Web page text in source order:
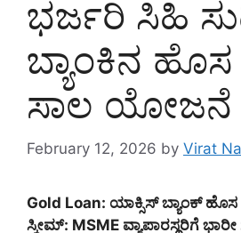
ಭರ್ಜರಿ ಸಿಹಿ
ಬ್ಯಾಂಕಿನ ಹೊಸ
ಸಾಲ ಯೋಜನೆ
February 12, 2026 by Virat
Gold Loan: ಯಾಕ್ಸಿಸ್ ಬ್ಯಾಂಕ್
ಸ್ಕೀಮ್: MSME ವ್ಯಾಪಾರಸ್ಥರಿಗೆ ಭಾರೀ